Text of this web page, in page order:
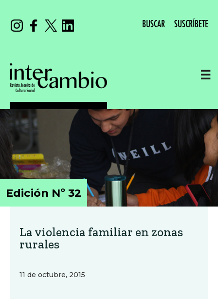
BUSCAR SUSCRÍBETE
☰
Edición Nº 32
La violencia familiar en zonas
rurales
11 de octubre, 2015